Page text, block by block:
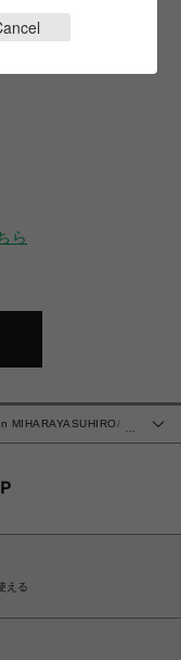
ら
…
MIHARAYASUHIRO/メ
える